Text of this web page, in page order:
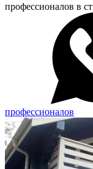
профессионалов в
профессионалов